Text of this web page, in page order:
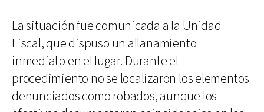
La situación fue comunicada a la Unidad
Fiscal, que dispuso un allanamiento
inmediato en el lugar. Durante el
procedimiento no se localizaron los elementos
denunciados como robados, aunque los